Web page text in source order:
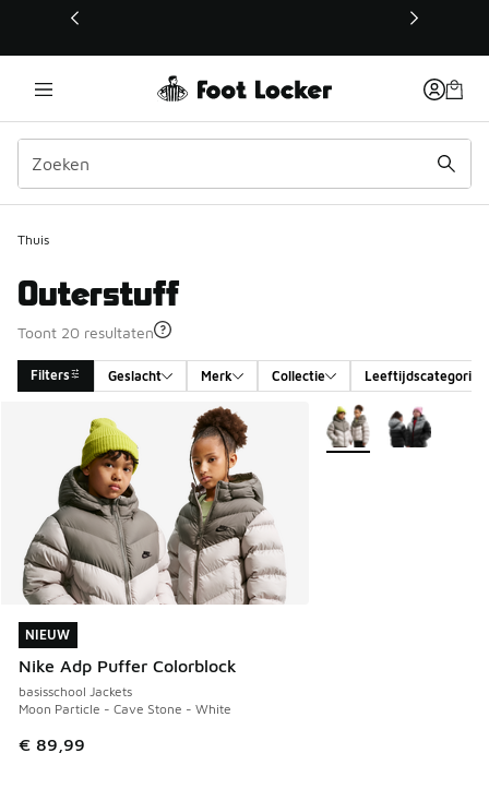
Deze link wordt geopend in een nieuw venster
Thuis
Outerstuff
Toont 20 resultaten
Filters Geslacht Merk Collectie Leeftijdscategorie
Search Results
NIEUW
Nike Adp Puffer Colorblock
basisschool Jackets
Moon Particle - Cave Stone - White
€ 89,99
NIEUW
Meer kleuren